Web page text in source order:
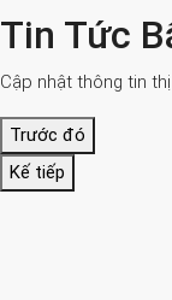
Tin Tức
Cập nhật thông tin
Trước đó
Kế tiếp